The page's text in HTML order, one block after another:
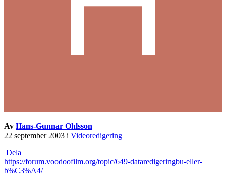
Av Hans-Gunnar Ohlsson
22 september 2003 i Videoredigering
Dela
https://forum.voodoofilm.org/topic/649-dataredigeringbu-eller-
b%C3%A4/